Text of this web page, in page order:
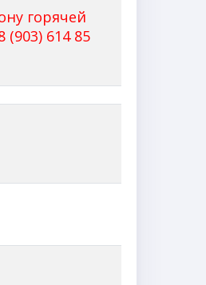
горячей
614 85